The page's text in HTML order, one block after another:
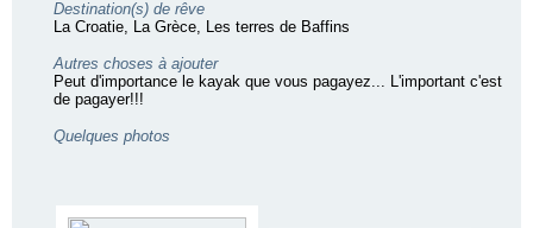
Destination(s) de rêve
La Croatie, La Grèce, Les terres de Baffins
Autres choses à ajouter
Peut d'importance le kayak que vous pagayez... L'important c'est
de pagayer!!!
Quelques photos